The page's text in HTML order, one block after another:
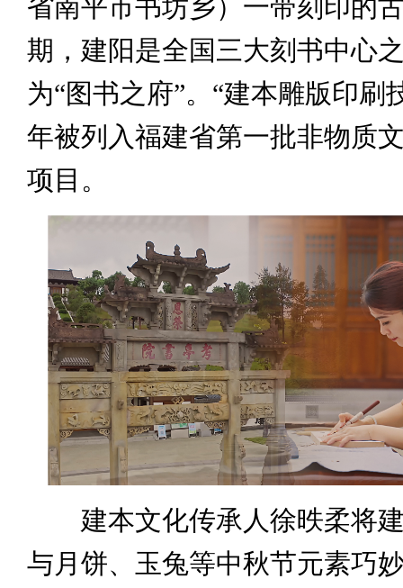
省南平市书坊乡）一带刻印的
期，建阳是全国三大刻书中心
为“图书之府”。“建本雕版印刷
年被列入福建省第一批非物质
项目。
建本文化传承人徐昳柔将建
与月饼、玉兔等中秋节元素巧